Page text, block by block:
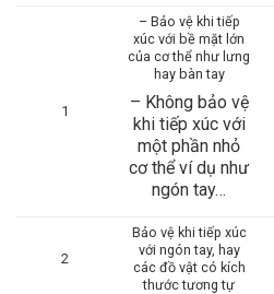
1
– Bảo vệ khi tiếp
xúc với bề mặt lớn
của cơ thể như lưng
hay bàn tay
– Không bảo vệ
khi tiếp xúc với
một phần nhỏ
cơ thể ví dụ như
ngón tay…
2
Bảo vệ khi tiếp xúc
với ngón tay, hay
các đồ vật có kích
thước tương tự